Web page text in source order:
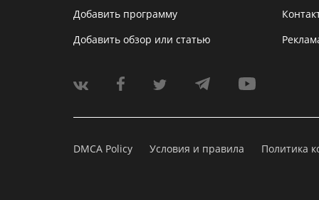
Добавить программу
Добавить обзор или статью
DMCA Policy Условия и правила Политика